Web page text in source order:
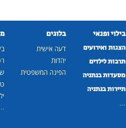
בילוי ופנאי
הצגות ואירועים
תרבות לילדים
מסעדות בנתניה
תיירות בנתניה
...
בלוגים
דעה אישית
יהדות
הפינה המשפטית